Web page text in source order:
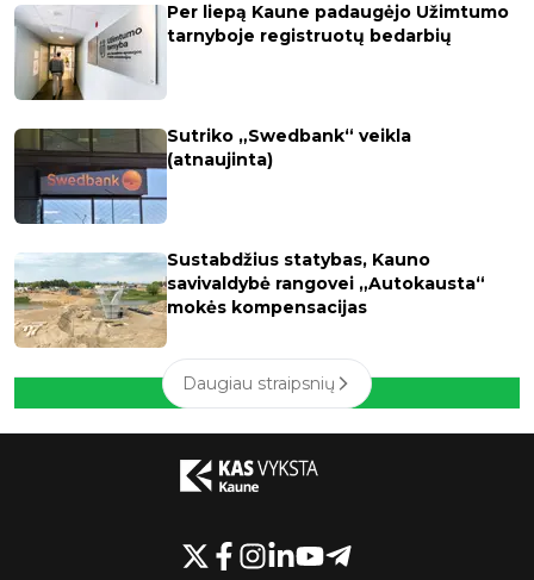
Per liepą Kaune padaugėjo Užimtumo
tarnyboje registruotų bedarbių
Sutriko „Swedbank“ veikla
(atnaujinta)
Sustabdžius statybas, Kauno
savivaldybė rangovei „Autokausta“
mokės kompensacijas
Daugiau straipsnių